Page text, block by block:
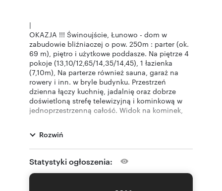
|
OKAZJA !!! Świnoujście, Łunowo - dom w
zabudowie bliźniaczej o pow. 250m : parter (ok.
69 m), piętro i użytkowe poddasze. Na piętrze 4
pokoje (13,10/12,65/14,35/14,45), 1 łazienka
(7,10m), Na parterze również sauna, garaż na
rowery i inn. w bryle budynku. Przestrzeń
dzienna łączy kuchnię, jadalnię oraz dobrze
doświetloną strefę telewizyjną i kominkową w
jednoprzestrzenną całość. Widok na kominek,
Efektowne narożne przeszklenie oraz
rozwiązanie ściany ogrodowej z wyjściem na
taras pozwalają kontakt z zielenią. Poddasze
oferuje jasne i ustawne pokoje oraz łazienkę. Ich
atutem jest pełna wysokość kondygnacji oraz
Rozwiń
Statystyki ogłoszenia: